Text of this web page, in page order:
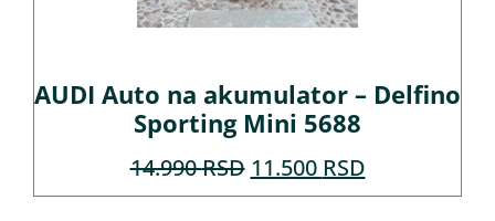
AUDI Auto na akumulator – Delfino
Sporting Mini 5688
14.990RSD 11.500 RSD